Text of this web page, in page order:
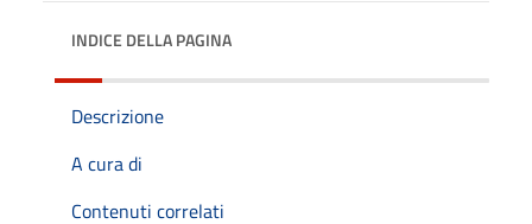
INDICE DELLA PAGINA
Descrizione
A cura di
Contenuti correlati